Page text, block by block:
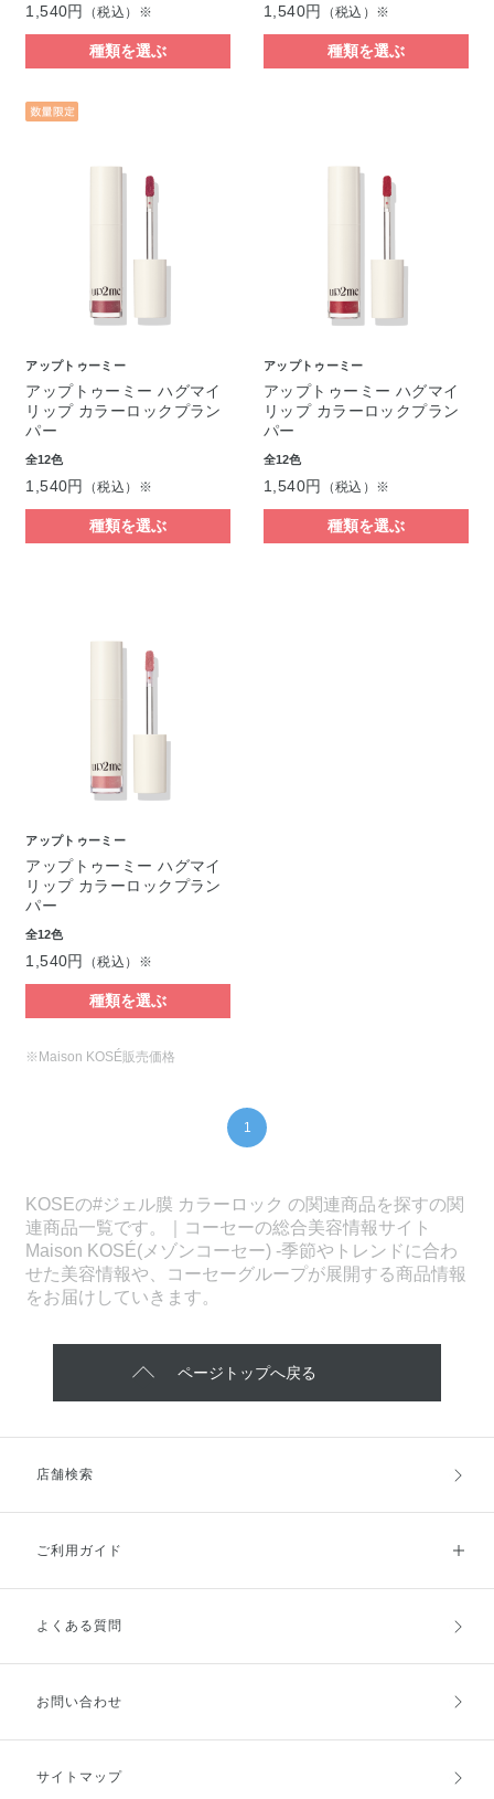
1,540円 （税込）※
種類を選ぶ
1,540円 （税込）※
種類を選ぶ
アップトゥーミー
アップトゥーミー ハグマイ
リップ カラーロックプラン
パー
全12色
1,540円 （税込）※
種類を選ぶ
アップトゥーミー
アップトゥーミー ハグマイ
リップ カラーロックプラン
パー
全12色
1,540円 （税込）※
種類を選ぶ
アップトゥーミー
アップトゥーミー ハグマイ
リップ カラーロックプラン
パー
全12色
1,540円 （税込）※
種類を選ぶ
※Maison KOSÉ販売価格
1
KOSEの#ジェル膜 カラーロック の関連商品を探すの関
連商品一覧です。｜コーセーの総合美容情報サイト
Maison KOSÉ(メゾンコーセー) -季節やトレンドに合わ
せた美容情報や、コーセーグループが展開する商品情報
をお届けしていきます。
ページトップへ戻る
店舗検索
ご利用ガイド
ご利用ガイドトップ
お支払方法
キャンセル・返品・交換
よくある質問
お問い合わせ
サイトマップ